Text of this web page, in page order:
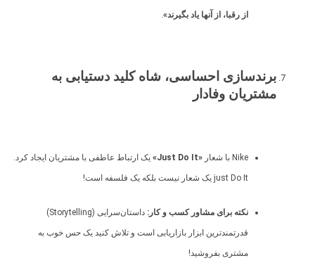
از رقبا، از آنها یاد بگیرند».
برندسازی احساسی، شاه کلید دستیابی به
مشتریان وفادار
Nike با شعار «Just Do It» یک ارتباط عاطفی با مشتریان ایجاد کرد.
just Do It یک شعار نیست بلکه یک فلسفه است!
نکته برای مشاور کسب و کار: داستان‌سرایی (Storytelling)
قدرتمندترین ابزار بازاریابی است و تلاش کنید یک حس خوب به
مشتری بفروشید!